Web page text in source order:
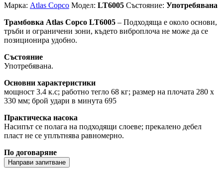
Марка: Atlas Copco Модел: LT6005 Състояние: Употребявана
Трамбовка Atlas Copco LT6005 – Подходяща е около основи,
тръби и ограничени зони, където виброплоча не може да се
позиционира удобно.
Състояние
Употребявана.
Основни характеристики
мощност 3.4 к.с; работно тегло 68 кг; размер на плочата 280 x
330 мм; брой удари в минута 695
Практическа насока
Насипът се полага на подходящи слоеве; прекалено дебел
пласт не се уплътнява равномерно.
По договаряне
Направи запитване